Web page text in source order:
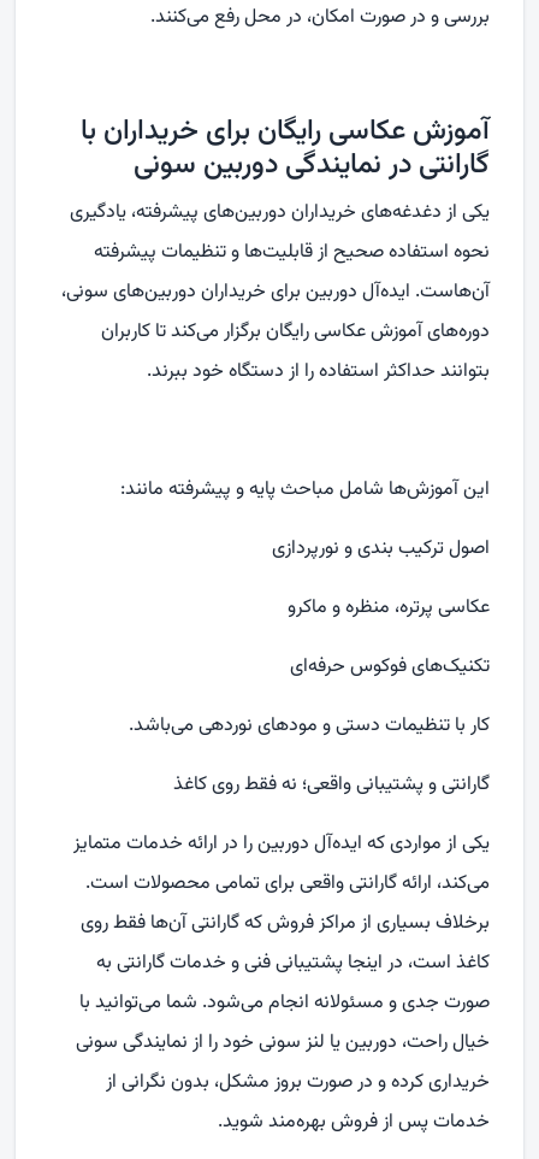
بررسی و در صورت امکان، در محل رفع می‌کنند.
آموزش عکاسی رایگان برای خریداران با
گارانتی در نمایندگی دوربین سونی
یکی از دغدغه‌های خریداران دوربین‌های پیشرفته، یادگیری
نحوه استفاده صحیح از قابلیت‌ها و تنظیمات پیشرفته
آن‌هاست. ایده‌آل دوربین برای خریداران دوربین‌های سونی،
دوره‌های آموزش عکاسی رایگان برگزار می‌کند تا کاربران
بتوانند حداکثر استفاده را از دستگاه خود ببرند.
این آموزش‌ها شامل مباحث پایه و پیشرفته مانند:
اصول ترکیب‌ بندی و نورپردازی
عکاسی پرتره، منظره و ماکرو
تکنیک‌های فوکوس حرفه‌ای
کار با تنظیمات دستی و مودهای نوردهی می‌باشد.
گارانتی و پشتیبانی واقعی؛ نه فقط روی کاغذ
یکی از مواردی که ایده‌آل دوربین را در ارائه خدمات متمایز
می‌کند، ارائه گارانتی واقعی برای تمامی محصولات است.
برخلاف بسیاری از مراکز فروش که گارانتی آن‌ها فقط روی
کاغذ است، در اینجا پشتیبانی فنی و خدمات گارانتی به‌
صورت جدی و مسئولانه انجام می‌شود. شما می‌توانید با
خیال راحت، دوربین یا لنز سونی خود را از نمایندگی سونی
خریداری کرده و در صورت بروز مشکل، بدون نگرانی از
خدمات پس از فروش بهره‌مند شوید.